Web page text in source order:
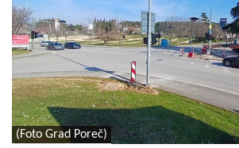
(Foto Grad Poreč)